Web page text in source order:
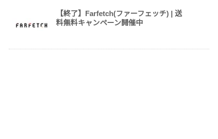
【終了】Farfetch(ファーフェッチ) | 送
料無料キャンペーン開催中